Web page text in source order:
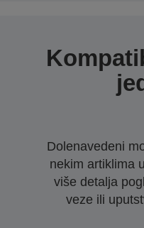
Dolenavedeni
nekim artiklima
više detalja
veze ili